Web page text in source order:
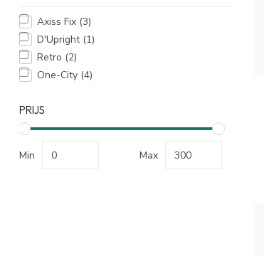
Axiss Fix (3)
D'Upright (1)
Retro (2)
One-City (4)
PRIJS
Min Max